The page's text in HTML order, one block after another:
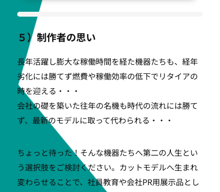
５）制作者の思い
長年活躍し膨大な稼働時間を経た機器たちも、経年
劣化には勝てず燃費や稼働効率の低下でリタイアの
時を迎える・・・
会社の礎を築いた往年の名機も時代の流れには勝て
ず、最新のモデルに取って代わられる・・・
ちょっと待った！そんな機器たちへ第二の人生とい
う選択肢をご検討ください。カットモデルへ生まれ
変わらせることで、社員教育や会社PR用展示品とし